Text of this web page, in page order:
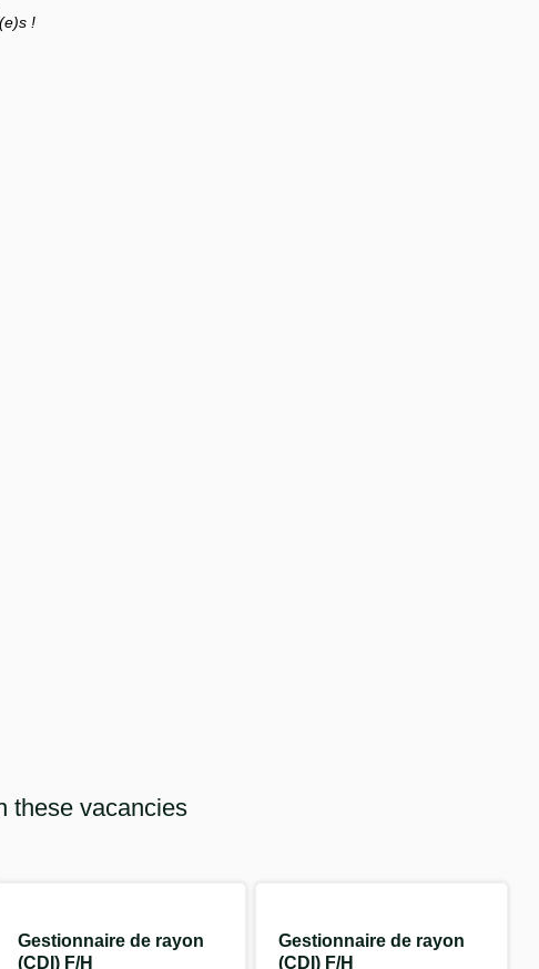
!
these vacancies
Gestionnaire de rayon
(CDI) F/H
Gestionnaire de rayon
(CDI) F/H